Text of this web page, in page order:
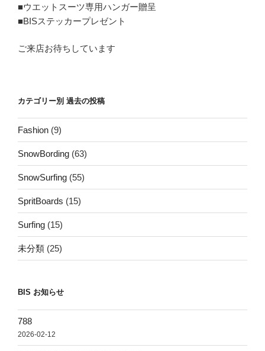
■ウエットスーツ専用ハンガー贈呈
■BISステッカープレゼント
ご来店お待ちしています
カテゴリー別 過去の投稿
Fashion (9)
SnowBording (63)
SnowSurfing (55)
SpritBoards (15)
Surfing (15)
未分類 (25)
BIS お知らせ
788
2026-02-12